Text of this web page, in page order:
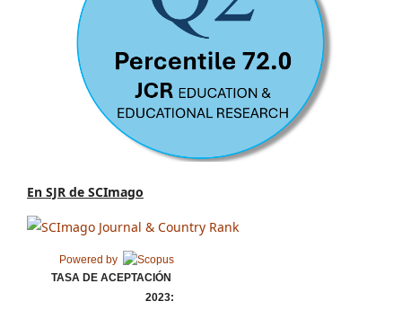
En SJR de SCImago
Powered by
TASA DE ACEPTACIÓN
2023: